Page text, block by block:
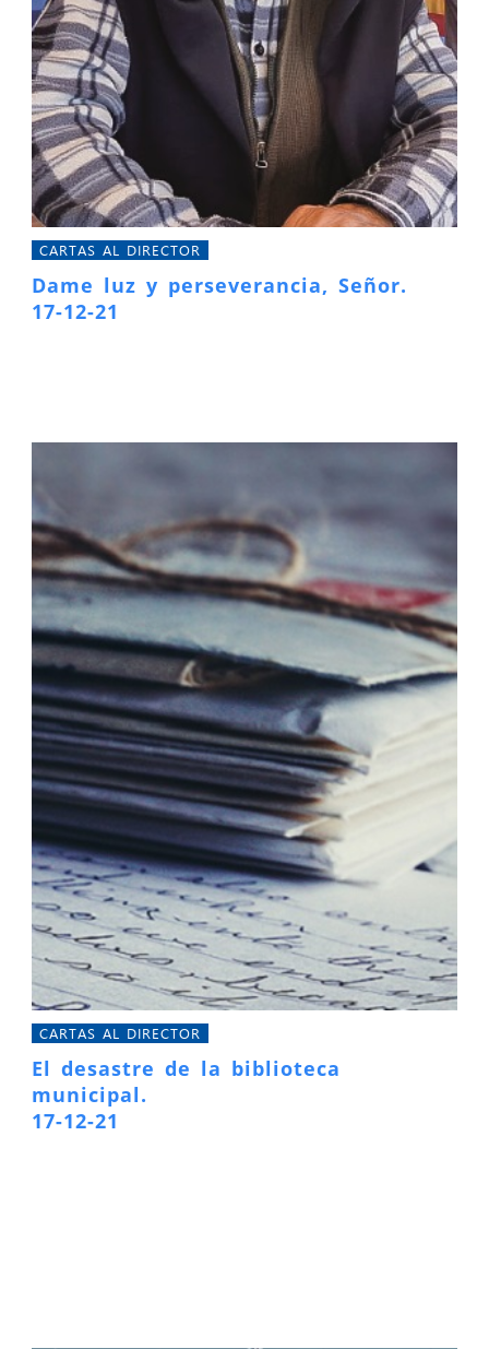
CARTAS AL DIRECTOR
Dame luz y perseverancia, Señor.
17-12-21
CARTAS AL DIRECTOR
El desastre de la biblioteca
municipal.
17-12-21